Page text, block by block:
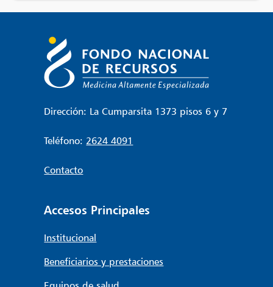
Dirección: La Cumparsita 1373 pisos 6 y 7
Teléfono: 2624 4091
Contacto
Accesos Principales
Institucional
Beneficiarios y prestaciones